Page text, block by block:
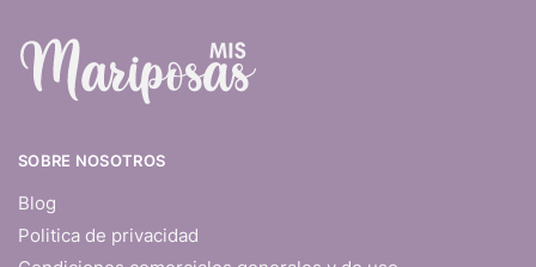
SOBRE NOSOTROS
Blog
Politica de privacidad